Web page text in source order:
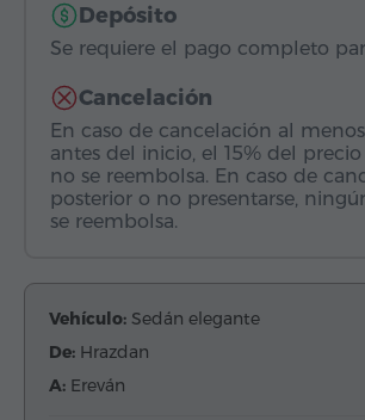
Depósito
Se requiere el pago completo
Cancelación
En caso de cancelación al
antes del inicio, el 15% del
no se reembolsa. En caso de
posterior o no presentarse,
se reembolsa.
Vehículo: Sedán elegante
De: Hrazdan
A: Ereván